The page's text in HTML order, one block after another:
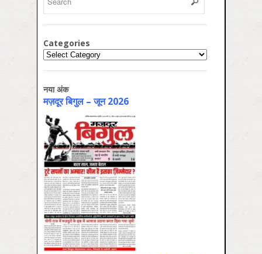
Categories
Categories
नया अंक
मज़दूर बिगुल – जून 2026